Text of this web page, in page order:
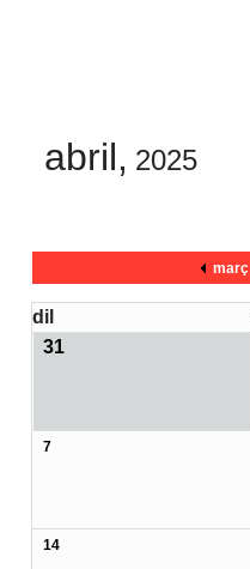
abril, 2025
març
dil
31
7
14